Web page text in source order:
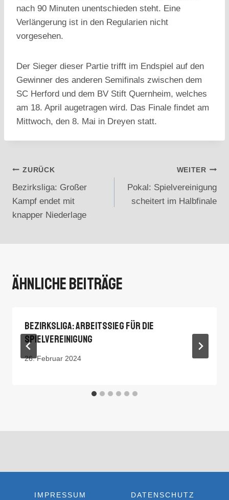
nach 90 Minuten unentschieden steht. Eine
Verlängerung ist in den Regularien nicht
vorgesehen.
Der Sieger dieser Partie trifft im Endspiel auf den
Gewinner des anderen Semifinals zwischen dem
SC Herford und dem BV Stift Quernheim, welches
am 18. April augetragen wird. Das Finale findet am
Mittwoch, den 8. Mai in Dreyen statt.
Beitragsnavigation
ZURÜCK
Bezirksliga: Großer
Kampf endet mit
knapper Niederlage
WEITER
Pokal: Spielvereinigung
scheitert im Halbfinale
Ähnliche Beiträge
Bezirksliga: Arbeitssieg Für Die
Spielvereinigung
26. Februar 2024
IMPRESSUM DATENSCHUTZ